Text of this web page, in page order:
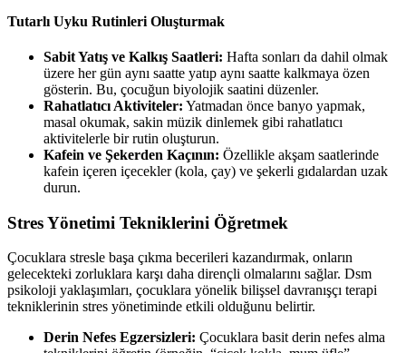
Tutarlı Uyku Rutinleri Oluşturmak
Sabit Yatış ve Kalkış Saatleri: Hafta sonları da dahil olmak
üzere her gün aynı saatte yatıp aynı saatte kalkmaya özen
gösterin. Bu, çocuğun biyolojik saatini düzenler.
Rahatlatıcı Aktiviteler: Yatmadan önce banyo yapmak,
masal okumak, sakin müzik dinlemek gibi rahatlatıcı
aktivitelerle bir rutin oluşturun.
Kafein ve Şekerden Kaçının: Özellikle akşam saatlerinde
kafein içeren içecekler (kola, çay) ve şekerli gıdalardan uzak
durun.
Stres Yönetimi Tekniklerini Öğretmek
Çocuklara stresle başa çıkma becerileri kazandırmak, onların
gelecekteki zorluklara karşı daha dirençli olmalarını sağlar. Dsm
psikoloji yaklaşımları, çocuklara yönelik bilişsel davranışçı terapi
tekniklerinin stres yönetiminde etkili olduğunu belirtir.
Derin Nefes Egzersizleri: Çocuklara basit derin nefes alma